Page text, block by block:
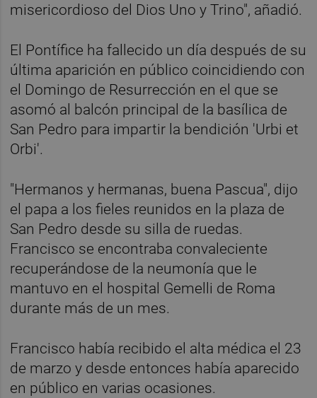
misericordioso del Dios Uno y Trino", añadió.
El Pontífice ha fallecido un día después de su
última aparición en público coincidiendo con
el Domingo de Resurrección en el que se
asomó al balcón principal de la basílica de
San Pedro para impartir la bendición 'Urbi et
Orbi'.
"Hermanos y hermanas, buena Pascua", dijo
el papa a los fieles reunidos en la plaza de
San Pedro desde su silla de ruedas.
Francisco se encontraba convaleciente
recuperándose de la neumonía que le
mantuvo en el hospital Gemelli de Roma
durante más de un mes.
Francisco había recibido el alta médica el 23
de marzo y desde entonces había aparecido
en público en varias ocasiones.